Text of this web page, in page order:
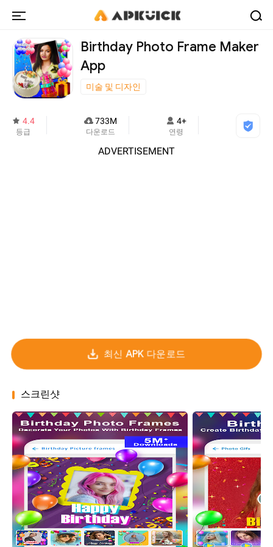
Birthday Photo Frame Maker
App
미술 및 디자인
4.4
등급
733M
다운로드
4+
연령
ADVERTISEMENT
최신 APK 다운로드
스크린샷